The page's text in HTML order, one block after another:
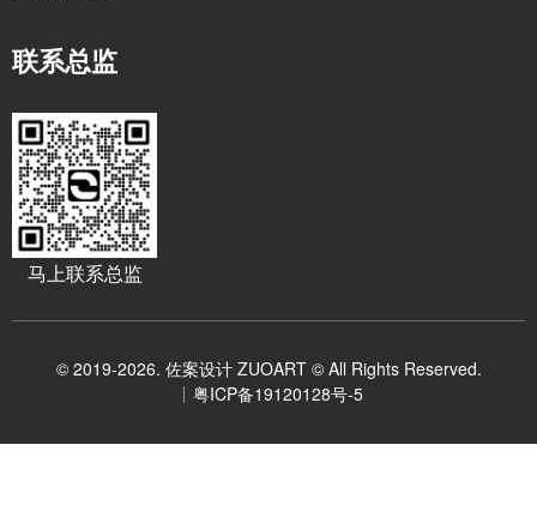
联系总监
马上联系总监
© 2019-2026. 佐案设计 ZUOART © All Rights Reserved.
粤ICP备19120128号-5